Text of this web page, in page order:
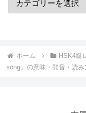
ホーム HSK4級
sōng」の意味・発音・読み